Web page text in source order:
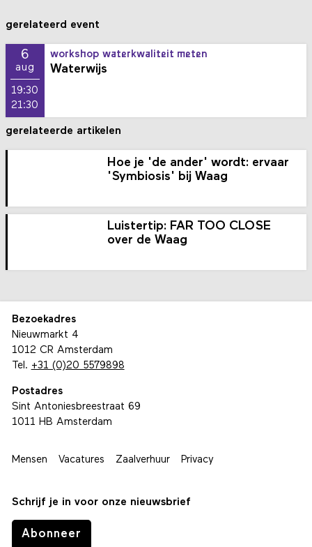
gerelateerd event
6
aug
19:30
21:30
workshop waterkwaliteit meten
Waterwijs
gerelateerde artikelen
Hoe je 'de ander' wordt: ervaar
'Symbiosis' bij Waag
Luistertip: FAR TOO CLOSE
over de Waag
Bezoekadres
Nieuwmarkt 4
1012 CR Amsterdam
Tel. +31 (0)20 5579898
Postadres
Sint Antoniesbreestraat 69
1011 HB Amsterdam
Mensen Vacatures Zaalverhuur Privacy
Schrijf je in voor onze nieuwsbrief
Abonneer